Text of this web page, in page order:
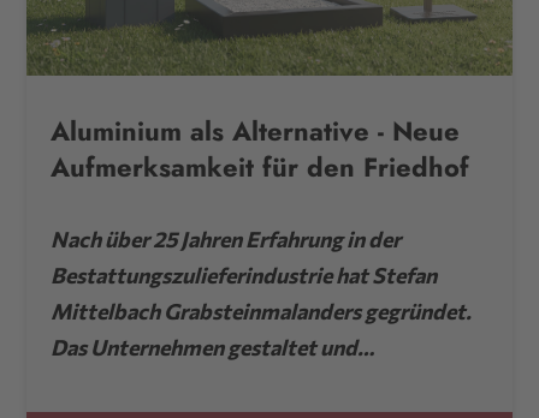
Aluminium als Alternative - Neue
Aufmerksamkeit für den Friedhof
Nach über 25 Jahren Erfahrung in der
Bestattungszulieferindustrie hat Stefan
Mittelbach Grabsteinmalanders gegründet.
Das Unternehmen gestaltet und…